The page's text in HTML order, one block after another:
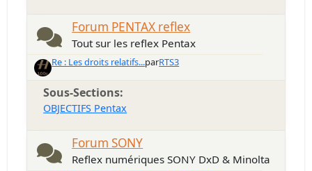
Forum PENTAX reflex
Tout sur les reflex Pentax
Re : Les droits relatifs...parRTS3
Sous-Sections
OBJECTIFS Pentax
Forum SONY
Reflex numériques SONY DxD & Minolta